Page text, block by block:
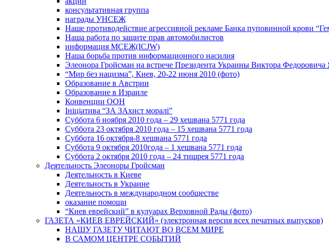
консультативная группа
награды УНСЕЖ
Наше противодействие агрессивной рекламе Банка пуповинной крови
Наша работа по защите прав автомобилистов
информация МСЕЖ(ICJW)
Наша борьба против информационного насилия
Элеонора Гройсман на встрече Президента Украины Виктора
“Мир без нацизма”, Киев, 20-22 июня 2010 (фото)
Образование в Австрии
Образование в Израиле
Конвенции ООН
Ініціатива “ЗА ЗАхист моралі”
Суббота 6 ноября 2010 года – 29 хешвана 5771 года
Суббота 23 октября 2010 года – 15 хешвана 5771 года
Суббота 16 октября-8 хешвана 5771 года
Суббота 9 октября 2010года – 1 хешвана 5771 года
Суббота 2 октября 2010 года – 24 тишрея 5771 года
Деятельность Элеоноры Гройсман
Деятельность в Киеве
Деятельность в Украине
Деятельность в международном сообществе
оказание помощи
“Киев еврейский” в кулуарах Верховной Рады (фото)
ГАЗЕТА «КИЕВ ЕВРЕЙСКИЙ» (электронная версия всех печатных выпусков)
НАШУ ГАЗЕТУ ЧИТАЮТ ВО ВСЕМ МИРЕ
В САМОМ ЦЕНТРЕ СОБЫТИЙ